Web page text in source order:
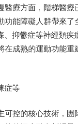
方面，階梯醫療
功能障礙人群帶來
、抑鬱症等神經類
在成熟的運動功能
症等
的核心技術，團